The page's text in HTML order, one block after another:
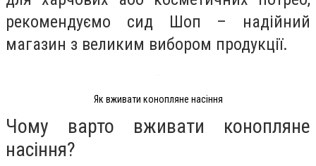
рекомендуємо сид Шоп – надійний
магазин з великим вибором продукції.
Як вживати конопляне насіння
Чому варто вживати конопляне
насіння?